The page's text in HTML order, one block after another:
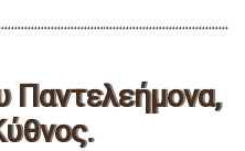
Παντελεήμονα,